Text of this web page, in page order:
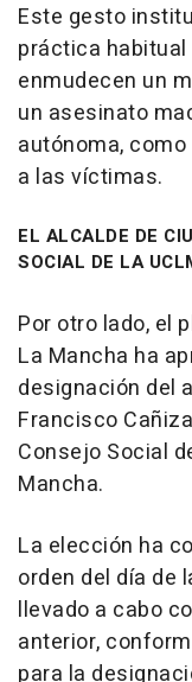
Este gesto
práctica habitual
enmudecen un
un asesinato
autónoma,
a las víctimas.
EL ALCALDE DE
SOCIAL DE LA
Por otro lado, el
La Mancha ha
designación del
Francisco
Consejo Social
Mancha.
La elección ha
orden del día de
llevado a cabo
anterior,
para la